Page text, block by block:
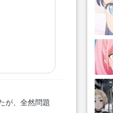
が、全然問題